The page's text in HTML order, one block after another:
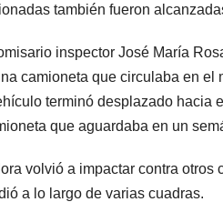
también fueron
inspector José María
camioneta que circulaba en el
terminó desplazado hacia
que aguardaba en un
volvió a impactar contra
a lo largo de varias cuadras.